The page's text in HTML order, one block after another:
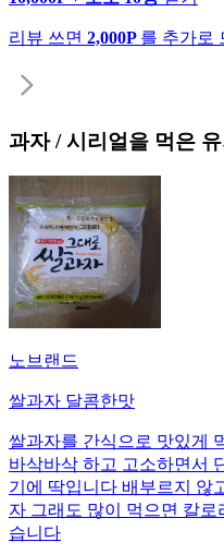
리뷰 쓰면 2,000P 를 추가로
과자 / 시리얼을 먹은
노브랜드
쌀과자 달콤한맛
쌀과자를 간식으로 맛있게
바삭바삭 하고 고소하면서
기에 딱입니다 배부르지 않
자 그래도 많이 먹으면 칼
습니다